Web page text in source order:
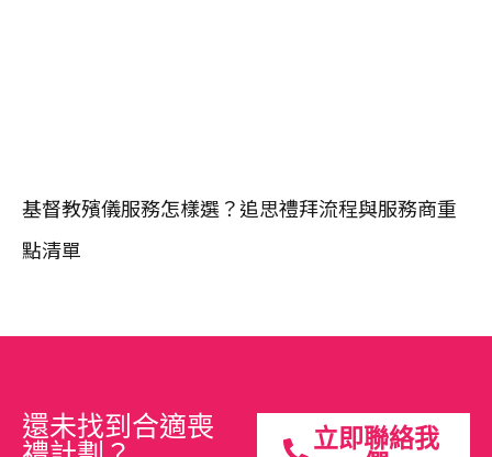
基督教殯儀服務怎樣選？追思禮拜流程與服務商重
點清單
還未找到合適喪
立即聯絡我